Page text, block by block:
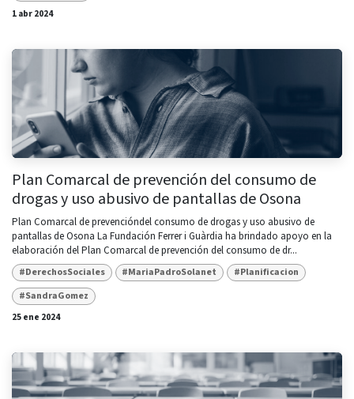
1 abr 2024
Plan Comarcal de prevención del consumo de
drogas y uso abusivo de pantallas de Osona
Plan Comarcal de prevencióndel consumo de drogas y uso abusivo de
pantallas de Osona La Fundación Ferrer i Guàrdia ha brindado apoyo en la
elaboración del Plan Comarcal de prevención del consumo de dr...
#DerechosSociales #MariaPadroSolanet
#Planificacion
#SandraGomez
25 ene 2024